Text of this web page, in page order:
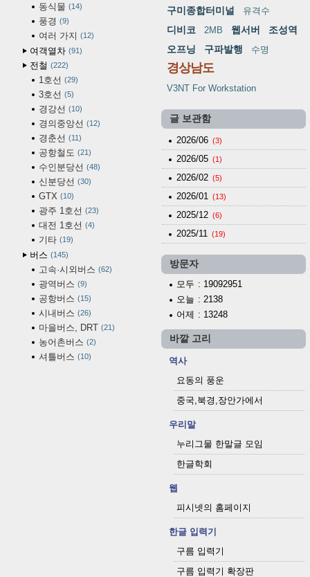
동식물 14
풍경 9
여러 가지 12
여객열차 91
전철 222
1호선 29
3호선 5
경강선 10
경의중앙선 12
경춘선 11
공항철도 21
수인분당선 48
신분당선 30
GTX 10
광주 1호선 23
대전 1호선 4
기타 19
버스 145
고속·시외버스 62
광역버스 9
공항버스 15
시내버스 26
마을버스, DRT 21
농어촌버스 2
셔틀버스 10
구미종합터미널 유격수
디비코 2MB 웹서버
조성역
오프닝
구파발행 수명
경상남도
V3NT For Workstation
글 보관함
2026/06 (3)
2026/05 (1)
2026/02 (5)
2026/01 (13)
2025/12 (6)
2025/11 (19)
방문자
모두 : 19092951
오늘 : 2138
어제 : 13248
바깥 고리
역사
요동의 풍운
중국,북경,장안가에서
우리말
누리그물 한말글 모임
한글학회
웹
피시넷의 홈페이지
한글 입력기
구름 입력기
구름 입력기 확장판